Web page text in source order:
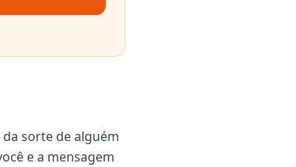
sorte de alguém
e a mensagem